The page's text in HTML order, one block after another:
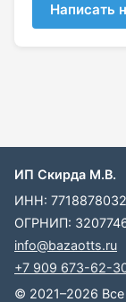
Написать
ИП Скирда М.В.
ИНН:
ОГРНИП:
info@bazaotts.ru
+7 909 673-62-
© 2021–2026